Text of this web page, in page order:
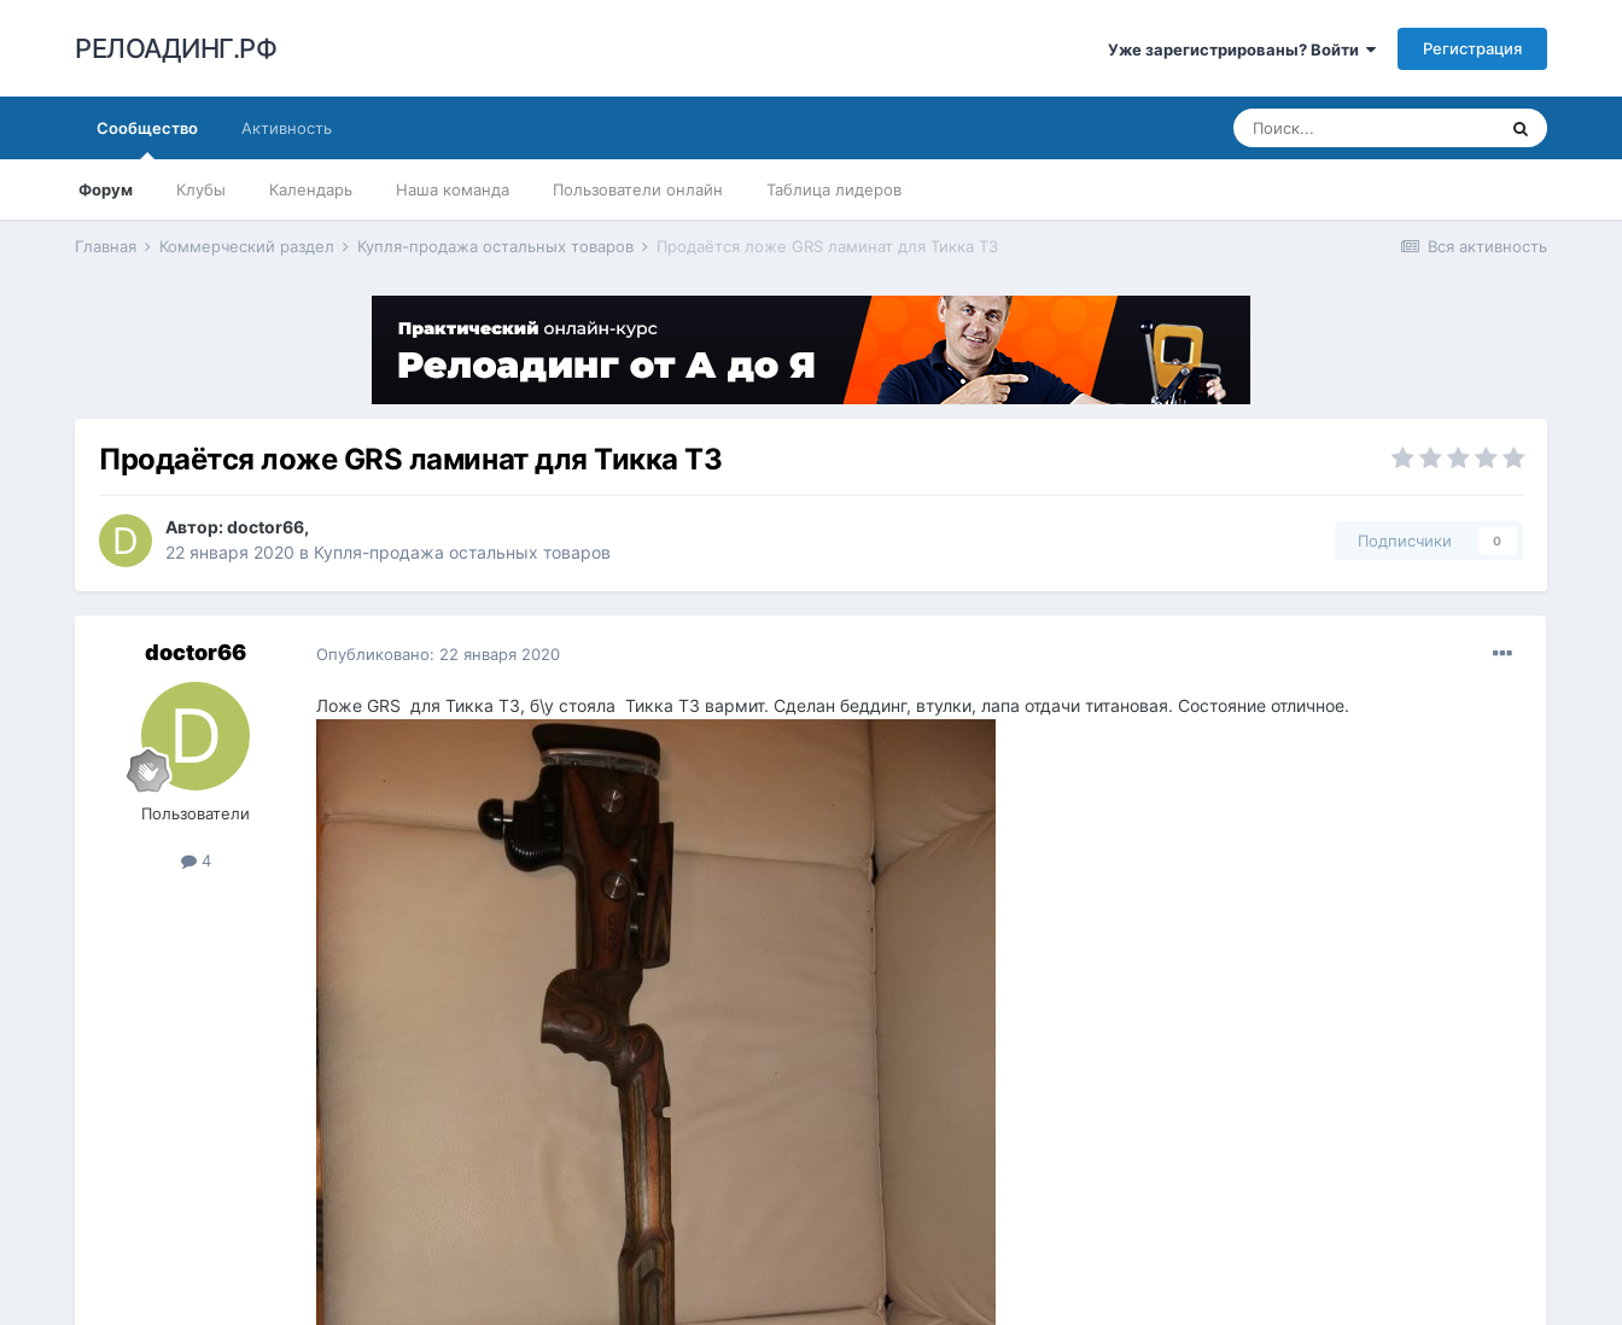
РЕЛОАДИНГ.РФ Уже зарегистрированы? Войти Регистрация
Сообщество
Форум Клубы Календарь Наша команда Пользователи онлайн Таблица лидеров
Активность
Вся активность
Главная Коммерческий раздел Купля-продажа остальных товаров Продаётся ложе GRS ламинат для Тикка Т3
Продаётся ложе GRS ламинат для Тикка Т3
Автор:doctor66,
22 января 2020 в Купля-продажа остальных товаров
Подписчики 0
doctor66
Пользователи
4
Опубликовано: 22 января 2020
Ложе GRS для Тикка Т3, б\у стояла Тикка Т3 вармит. Сделан беддинг, втулки, лапа отдачи титановая. Состояние отличное.